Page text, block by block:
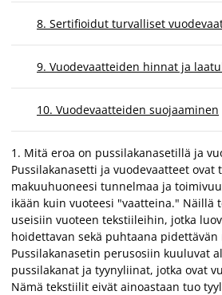
8. Sertifioidut turvalliset
9. Vuodevaatteiden hinnat ja
10. Vuodevaatteiden suojaaminen
1. Mitä eroa on pussilakanasetillä ja
Pussilakanasetti ja vuodevaatteet ovat
makuuhuoneesi tunnelmaa ja
ikään kuin vuoteesi "vaatteina." Näillä
useisiin vuoteen tekstiileihin, jotka
hoidettavan sekä puhtaana
Pussilakanasetin perusosiin kuuluvat
pussilakanat ja tyynyliinat, jotka ovat
Nämä tekstiilit eivät ainoastaan tuo